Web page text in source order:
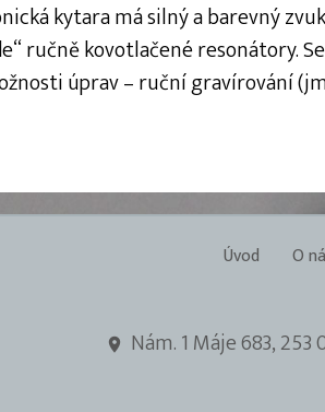
kytara má silný a barevný
ručně kovotlačené resonátory.
úprav – ruční gravírování
Úvod O
Nám. 1 Máje 683, 253